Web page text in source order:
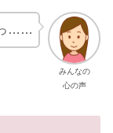
みんなの
心の声
……